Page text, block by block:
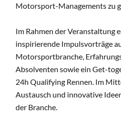
Motorsport-Managements zu
Im Rahmen der Veranstaltung
inspirierende Impulsvorträge
Motorsportbranche,
Absolventen sowie ein Get-
24h Qualifying Rennen. Im
Austausch und innovative
der Branche.